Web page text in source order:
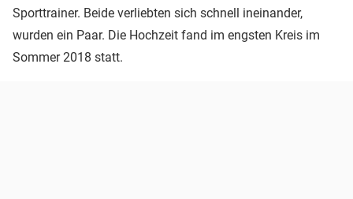
Sporttrainer. Beide verliebten sich schnell ineinander,
wurden ein Paar. Die Hochzeit fand im engsten Kreis im
Sommer 2018 statt.